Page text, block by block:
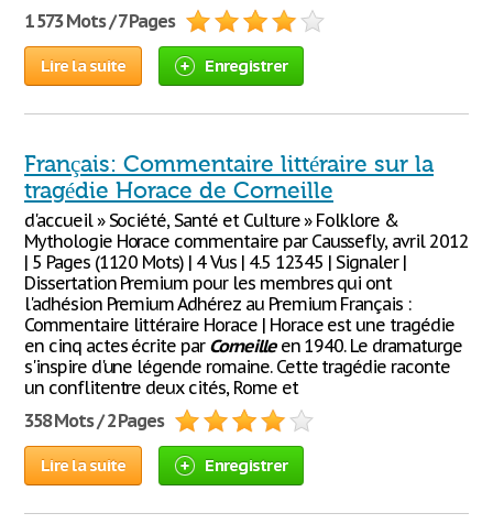
1 573 Mots / 7 Pages
Lire la suite Enregistrer
Français: Commentaire littéraire sur la
tragédie Horace de Corneille
d'accueil » Société, Santé et Culture » Folklore &
Mythologie Horace commentaire par Caussefly, avril 2012
| 5 Pages (1120 Mots) | 4 Vus | 4.5 12345 | Signaler |
Dissertation Premium pour les membres qui ont
l'adhésion Premium Adhérez au Premium Français :
Commentaire littéraire Horace | Horace est une tragédie
en cinq actes écrite par Corneilleen 1940. Le dramaturge
s'inspire d'une légende romaine. Cette tragédie raconte
un conflitentre deux cités, Rome et
358 Mots / 2 Pages
Lire la suite Enregistrer